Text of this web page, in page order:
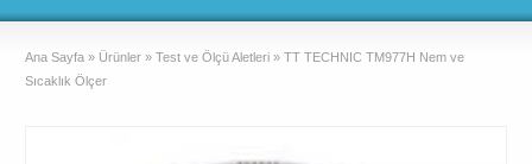
Ana Sayfa » Ürünler » Test ve Ölçü Aletleri » TT TECHNIC TM977H Nem ve
Sıcaklık Ölçer